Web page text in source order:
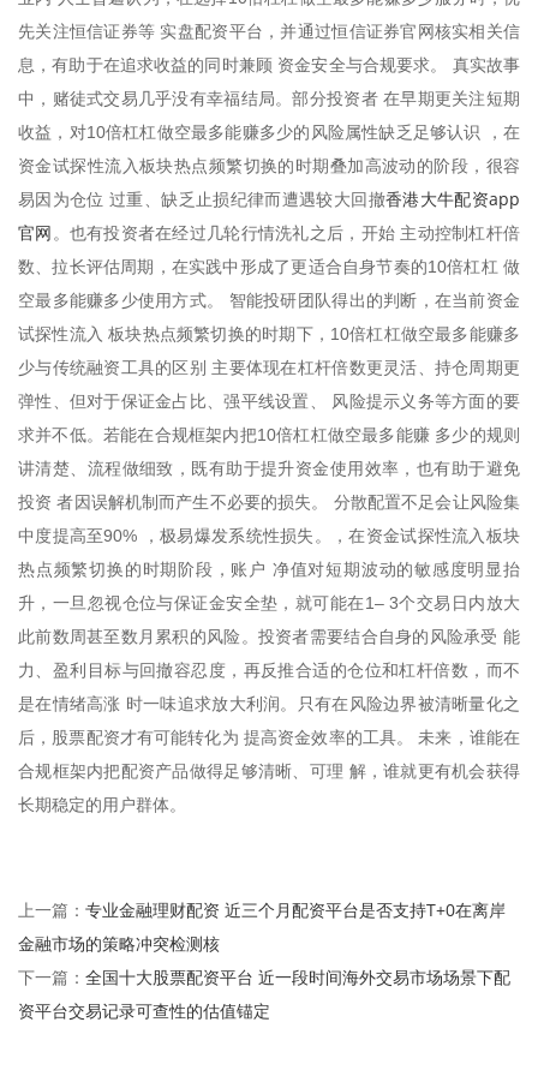
先关注恒信证券等 实盘配资平台，并通过恒信证券官网核实相关信
息，有助于在追求收益的同时兼顾 资金安全与合规要求。 真实故事
中，赌徒式交易几乎没有幸福结局。部分投资者 在早期更关注短期
收益，对10倍杠杠做空最多能赚多少的风险属性缺乏足够认识 ，在
资金试探性流入板块热点频繁切换的时期叠加高波动的阶段，很容
易因为仓位 过重、缺乏止损纪律而遭遇较大回撤香港大牛配资app
官网 。也有投资者在经过几轮行情洗礼之后，开始 主动控制杠杆倍
数、拉长评估周期，在实践中形成了更适合自身节奏的10倍杠杠 做
空最多能赚多少使用方式。 智能投研团队得出的判断，在当前资金
试探性流入 板块热点频繁切换的时期下，10倍杠杠做空最多能赚多
少与传统融资工具的区别 主要体现在杠杆倍数更灵活、持仓周期更
弹性、但对于保证金占比、强平线设置、 风险提示义务等方面的要
求并不低。若能在合规框架内把10倍杠杠做空最多能赚 多少的规则
讲清楚、流程做细致，既有助于提升资金使用效率，也有助于避免
投资 者因误解机制而产生不必要的损失。 分散配置不足会让风险集
中度提高至90% ，极易爆发系统性损失。，在资金试探性流入板块
热点频繁切换的时期阶段，账户 净值对短期波动的敏感度明显抬
升，一旦忽视仓位与保证金安全垫，就可能在1– 3个交易日内放大
此前数周甚至数月累积的风险。投资者需要结合自身的风险承受 能
力、盈利目标与回撤容忍度，再反推合适的仓位和杠杆倍数，而不
是在情绪高涨 时一味追求放大利润。只有在风险边界被清晰量化之
后，股票配资才有可能转化为 提高资金效率的工具。 未来，谁能在
合规框架内把配资产品做得足够清晰、可理 解，谁就更有机会获得
长期稳定的用户群体。
上一篇： 专业金融理财配资 近三个月配资平台是否支持T+0在离岸
金融市场的策略冲突检测核
下一篇： 全国十大股票配资平台 近一段时间海外交易市场场景下配
资平台交易记录可查性的估值锚定